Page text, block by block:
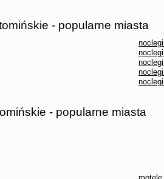
- popularne miasta
- popularne miasta